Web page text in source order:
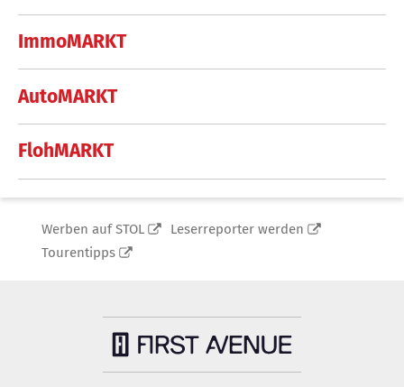
ImmoMARKT
AutoMARKT
FlohMARKT
Werben auf STOL
Leserreporter werden
Tourentipps